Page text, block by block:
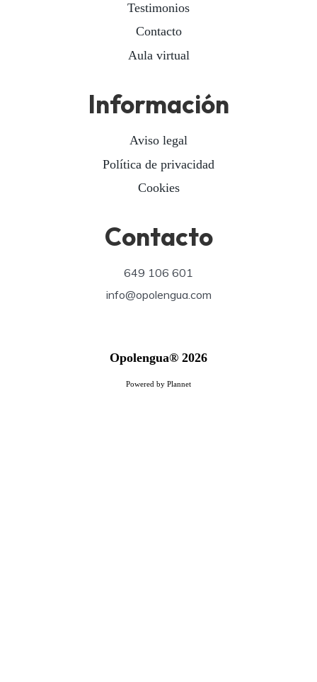
Testimonios
Contacto
Aula virtual
Información
Aviso legal
Política de privacidad
Cookies
Contacto
649 106 601
info@opolengua.com
Opolengua® 2026
Powered by Plannet